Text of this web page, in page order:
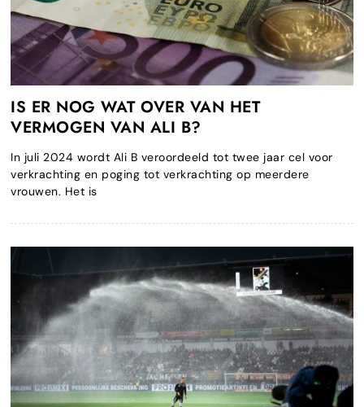
IS ER NOG WAT OVER VAN HET
VERMOGEN VAN ALI B?
In juli 2024 wordt Ali B veroordeeld tot twee jaar cel voor
verkrachting en poging tot verkrachting op meerdere
vrouwen. Het is